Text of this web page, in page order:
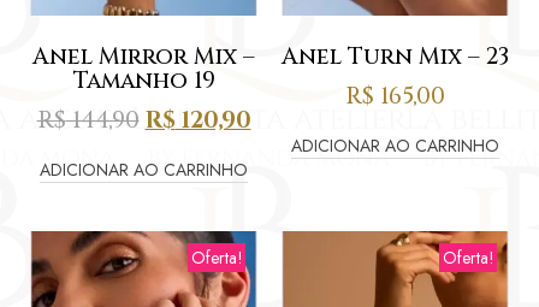
Anel Mirror Mix –
Tamanho 19
R$144,90 R$ 120,90
ADICIONAR AO CARRINHO
Anel Turn Mix – 23
R$ 165,00
ADICIONAR AO CARRINHO
Oferta! Oferta!